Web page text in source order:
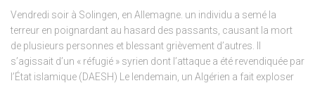
Vendredi soir à Solingen, en Allemagne. un individu a semé la
terreur en poignardant au hasard des passants, causant la mort
de plusieurs personnes et blessant grièvement d’autres. Il
s’agissait d’un « réfugié » syrien dont l’attaque a été revendiquée par
l’État islamique (DAESH) Le lendemain, un Algérien a fait exploser